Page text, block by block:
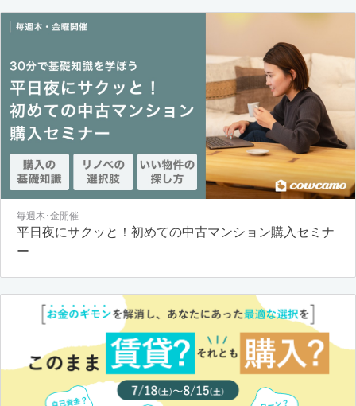
毎週木･金開催
平日夜にサクッと！初めての中古マンション購入セミナ
ー